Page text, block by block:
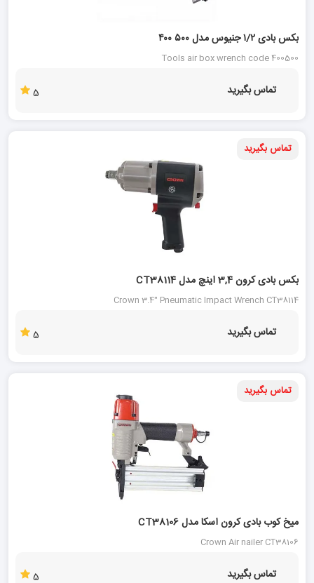
بکس بادی ۱/۲ جنیوس مدل ۵۰۰ ۴۰۰
Tools air box wrench code 400500
تماس بگیرید 5
تماس بگیرید
بکس بادی کرون 3,4 اینچ مدل CT38114
Crown 3.4" Pneumatic Impact Wrench CT38114
تماس بگیرید 5
تماس بگیرید
میخ کوب بادی کرون اسکا مدل CT38106
Crown Air nailer CT38106
تماس بگیرید 5